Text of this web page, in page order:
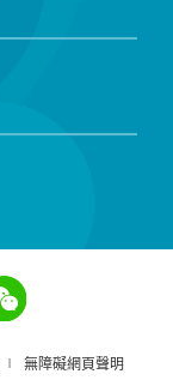
無障礙網頁聲明